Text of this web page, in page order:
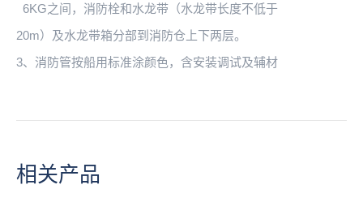
6KG之间，消防栓和水龙带（水龙带长度不低于
20m）及水龙带箱分部到消防仓上下两层。
3、消防管按船用标准涂颜色，含安装调试及辅材
相关产品